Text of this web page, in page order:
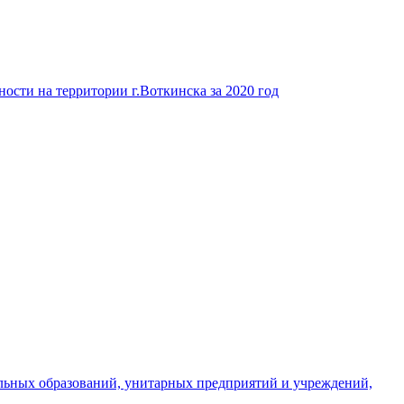
на территории г.Воткинска за 2020 год
образований, унитарных предприятий и учреждений,